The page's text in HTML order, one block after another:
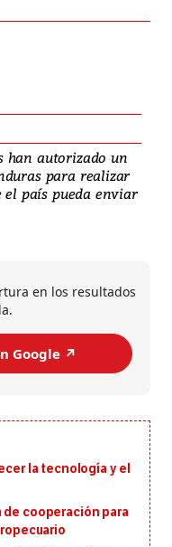
han autorizado un
para realizar
el país pueda enviar
en los resultados
Google ↗️
la tecnología y el
de cooperación para